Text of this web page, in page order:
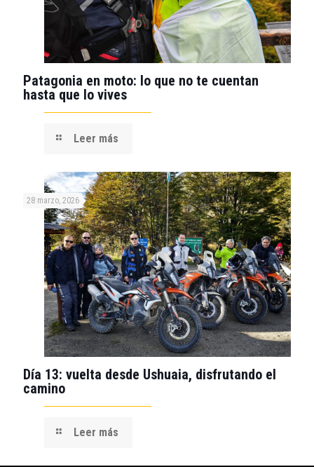
Patagonia en moto: lo que no te cuentan
hasta que lo vives
Leer más
28 marzo, 2026
Día 13: vuelta desde Ushuaia, disfrutando el
camino
Leer más